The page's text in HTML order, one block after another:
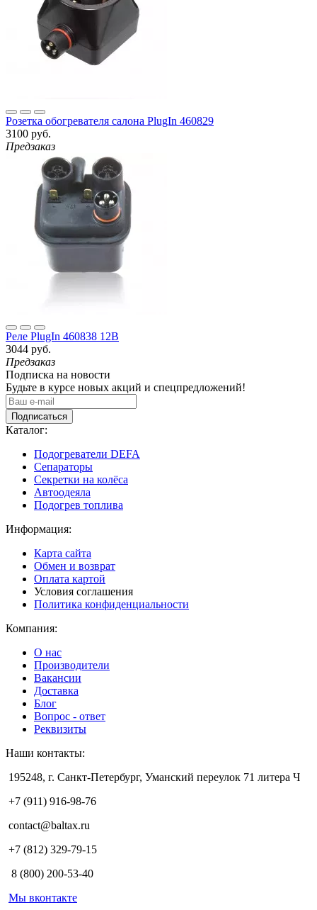
Розетка обогревателя салона PlugIn 460829
3100 руб.
Предзаказ
Реле PlugIn 460838 12В
3044 руб.
Предзаказ
Подписка на новости
Будьте в курсе новых акций и спецпредложений!
Подписаться
Каталог:
Подогреватели DEFA
Сепараторы
Секретки на колёса
Автоодеяла
Подогрев топлива
Информация:
Карта сайта
Обмен и возврат
Оплата картой
Условия соглашения
Политика конфиденциальности
Компания:
О нас
Производители
Вакансии
Доставка
Блог
Вопрос - ответ
Реквизиты
Наши контакты:
195248, г. Санкт-Петербург, Уманский переулок 71 литера Ч
+7 (911) 916-98-76
contact@baltax.ru
+7 (812) 329-79-15
8 (800) 200-53-40
Мы вконтакте